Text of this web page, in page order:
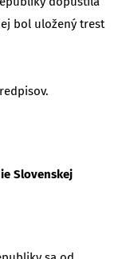
bol uložený trest
Slovenskej